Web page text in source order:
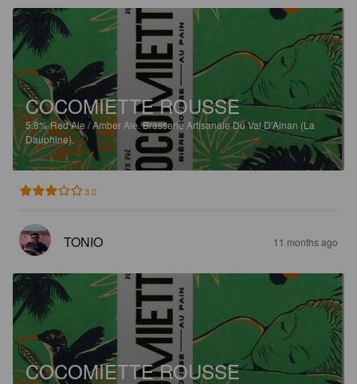
COCOMIETTE ROUSSE
5.8%Red Ale / Amber Ale.Brasserie Artisanale Du Val D'Ainan (La
Dauphine).
3.0
TONIO 11 months ago
COCOMIETTE ROUSSE